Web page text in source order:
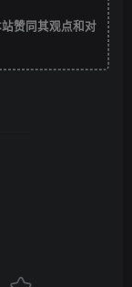
赞同其观点和对